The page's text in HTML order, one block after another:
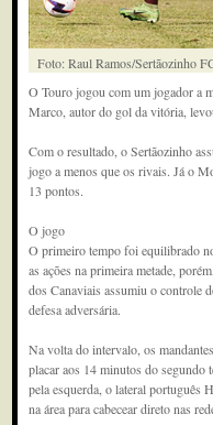
Foto: Raul Ramos/Sertãozinho
O Touro jogou com um jogador a
Marco, autor do gol da vitória,
Com o resultado, o Sertãozinho
jogo a menos que os rivais. Já o
13 pontos.
O jogo
O primeiro tempo foi equilibrado
as ações na primeira metade,
dos Canaviais assumiu o controle
defesa adversária.
Na volta do intervalo, os
placar aos 14 minutos do segundo
pela esquerda, o lateral português
na área para cabecear direto nas